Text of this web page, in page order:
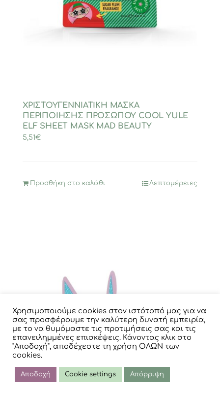
ΧΡΙΣΤΟΥΓΕΝΝΙΑΤΙΚΗ ΜΑΣΚΑ
ΠΕΡΙΠΟΙΗΣΗΣ ΠΡΟΣΩΠΟΥ COOL YULE
ELF SHEET MASK MAD BEAUTY
5,51€
Προσθήκη στο καλάθι Λεπτομέρειες
Χρησιμοποιούμε cookies στον ιστότοπό μας για να
σας προσφέρουμε την καλύτερη δυνατή εμπειρία,
με το να θυμόμαστε τις προτιμήσεις σας και τις
επανειλημμένες επισκέψεις. Κάνοντας κλικ στο
"Αποδοχή", αποδέχεστε τη χρήση ΟΛΩΝ των
cookies.
Αποδοχή Cookie settings Απόρριψη